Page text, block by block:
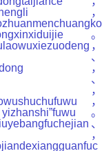
，
。
，
、
，
、
，
，
。
、
，